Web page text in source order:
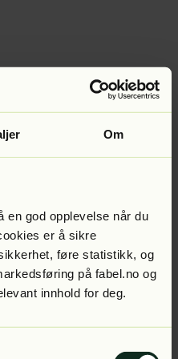
Om
en god opplevelse når du
er å sikre
føre statistikk, og
på fabel.no og
innhold for deg.